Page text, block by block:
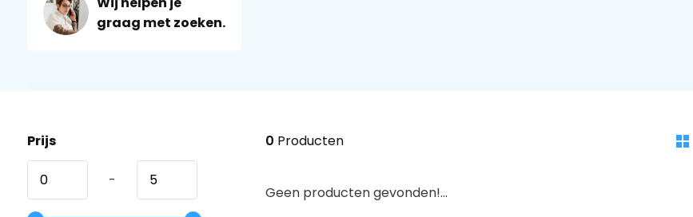
graag met zoeken.
Prijs
-
0 Producten
Geen producten gevonden!...